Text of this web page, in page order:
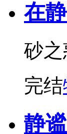
在
砂之
完结
静